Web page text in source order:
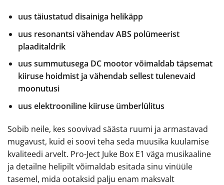
uus täiustatud disainiga helikäpp
uus resonantsi vähendav ABS polümeerist
plaaditaldrik
uus summutusega DC mootor võimaldab täpsemat
kiiruse hoidmist ja vähendab sellest tulenevaid
moonutusi
uus elektrooniline kiiruse ümberlülitus
Sobib neile, kes soovivad säästa ruumi ja armastavad
mugavust, kuid ei soovi teha seda muusika kuulamise
kvaliteedi arvelt. Pro-Ject Juke Box E1 väga musikaaline
ja detailne helipilt võimaldab esitada sinu vinüüle
tasemel, mida ootaksid palju enam maksvalt